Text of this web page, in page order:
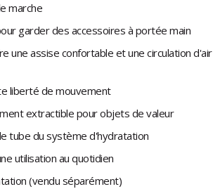
marche
garder des accessoires à portée main
une assise confortable et une circulation d'air
liberté de mouvement
extractible pour objets de valeur
tube du système d'hydratation
utilisation au quotidien
(vendu séparément)